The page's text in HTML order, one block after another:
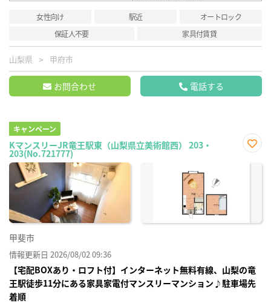
女性向け 駅近
オートロック
保証人不要
家具付賃貸
山梨県 甲府市
お問合わせ 電話する
キャンペーン
KマンスリーJR竜王駅東（山梨県立美術館西） 203・
203(No.721777)
に入
甲斐市
情報更新日 2026/08/02 09:36
【宅配BOXあり・ロフト付】インターネット無料有線、山梨の竜
王駅徒歩11分にある家具家電付マンスリーマンション♪駐車場先
着順